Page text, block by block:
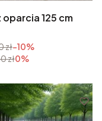
125 cm
zł-10%
zł0%